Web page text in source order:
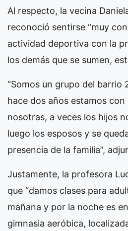
Al respecto, la vecina
reconoció sentirse “muy
actividad deportiva con la
los demás que se sumen,
“Somos un grupo del barrio
hace dos años estamos con
nosotras, a veces los hijos
luego los esposos y se
presencia de la familia”,
Justamente, la profesora
que “damos clases para
mañana y por la noche es
gimnasia aeróbica,